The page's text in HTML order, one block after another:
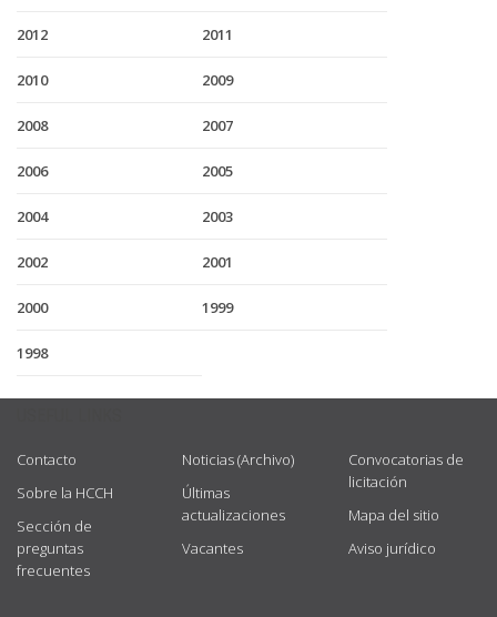
2012 2011
2010 2009
2008 2007
2006 2005
2004 2003
2002 2001
2000 1999
1998
Contacto
Sobre la HCCH
Sección de
preguntas
frecuentes
Noticias (Archivo)
Últimas
actualizaciones
Vacantes
Convocatorias de
licitación
Mapa del sitio
Aviso jurídico